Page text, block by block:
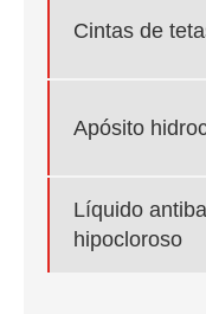
Cintas de
Apósito
Líquido
hipocloroso